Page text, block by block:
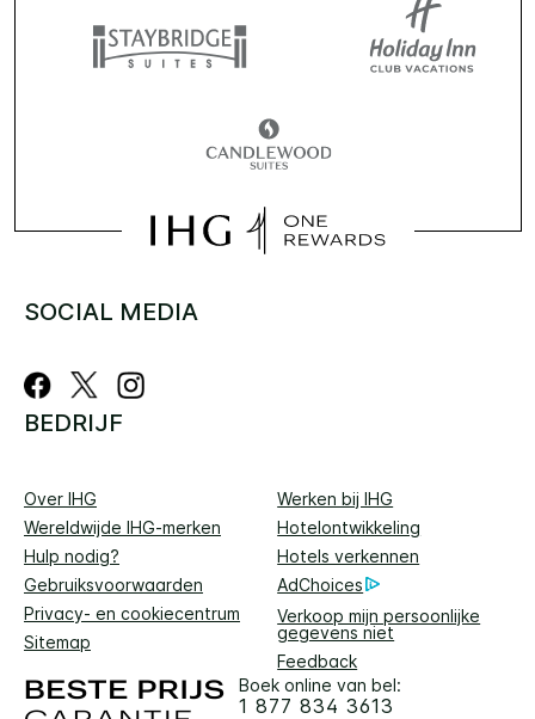
SOCIAL MEDIA
BEDRIJF
Over IHG
Werken bij IHG
Wereldwijde IHG-merken
Hotelontwikkeling
Hulp nodig?
Hotels verkennen
Gebruiksvoorwaarden
AdChoices
Privacy- en cookiecentrum
Verkoop mijn persoonlijke
gegevens niet
Sitemap
Feedback
Boek online van bel:
1 877 834 3613